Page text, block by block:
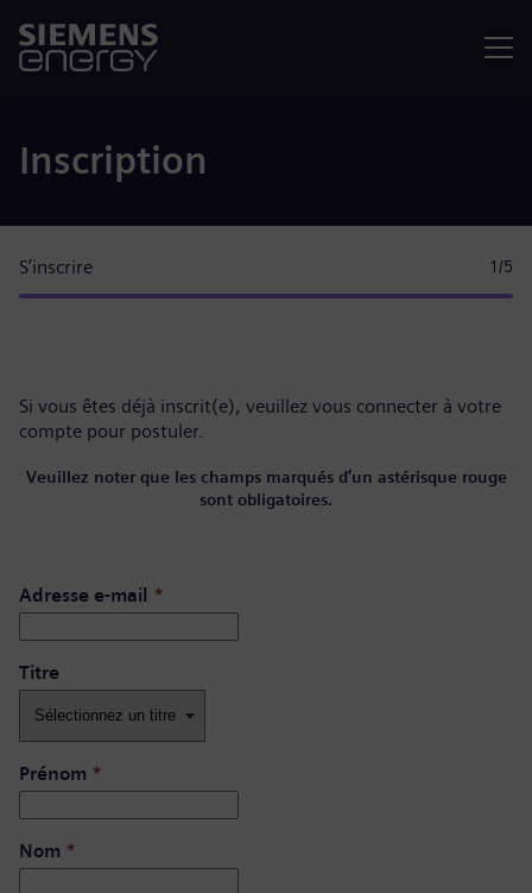
Inscription
S’inscrire 1 /5
Si vous êtes déjà inscrit(e), veuillez vous connecter à votre
compte pour postuler.
Veuillez noter que les champs marqués d’un astérisque rouge
sont obligatoires.
Adresse e-mail *
Titre
Prénom *
Nom *